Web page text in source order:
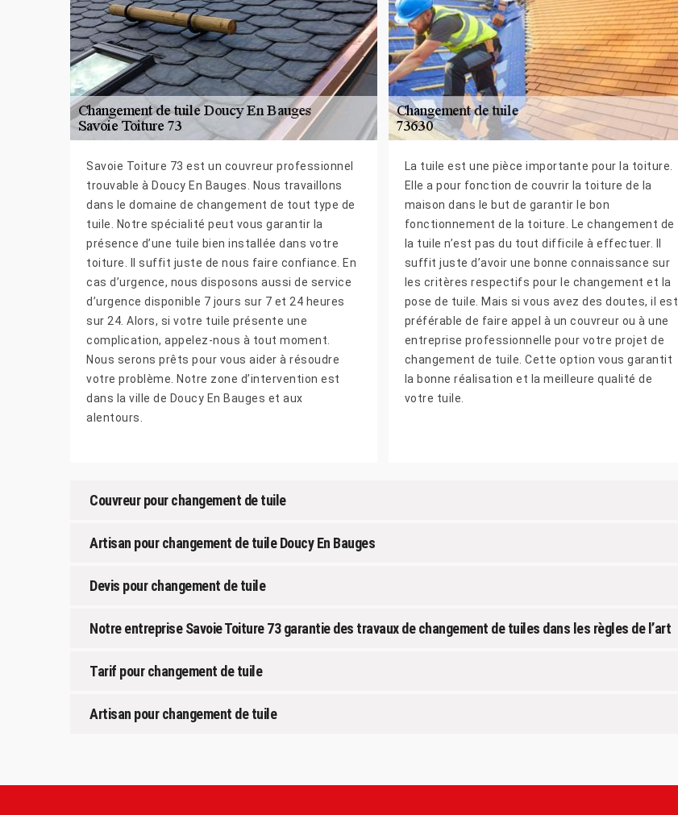
Savoie Toiture 73 est un couvreur professionnel
trouvable à Doucy En Bauges. Nous travaillons
dans le domaine de changement de tout type de
tuile. Notre spécialité peut vous garantir la
présence d’une tuile bien installée dans votre
toiture. Il suffit juste de nous faire confiance. En
cas d’urgence, nous disposons aussi de service
d’urgence disponible 7 jours sur 7 et 24 heures
sur 24. Alors, si votre tuile présente une
complication, appelez-nous à tout moment.
Nous serons prêts pour vous aider à résoudre
votre problème. Notre zone d’intervention est
dans la ville de Doucy En Bauges et aux
alentours.
La tuile est une pièce importante pour la toiture.
Elle a pour fonction de couvrir la toiture de la
maison dans le but de garantir le bon
fonctionnement de la toiture. Le changement de
la tuile n’est pas du tout difficile à effectuer. Il
suffit juste d’avoir une bonne connaissance sur
les critères respectifs pour le changement et la
pose de tuile. Mais si vous avez des doutes, il est
préférable de faire appel à un couvreur ou à une
entreprise professionnelle pour votre projet de
changement de tuile. Cette option vous garantit
la bonne réalisation et la meilleure qualité de
votre tuile.
Couvreur pour changement de tuile
Artisan pour changement de tuile Doucy En Bauges
Devis pour changement de tuile
Notre entreprise Savoie Toiture 73 garantie des travaux de changement de tuiles dans les règles de l’art
Tarif pour changement de tuile
Artisan pour changement de tuile